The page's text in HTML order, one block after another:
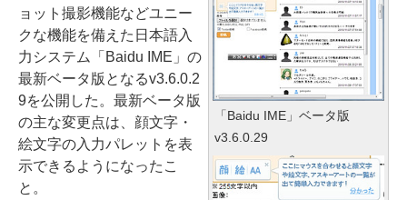
「Baidu IME」ベータ版
v3.6.0.29
ョット撮影機能などユニー
クな機能を備えた日本語入
力システム「Baidu IME」の
最新ベータ版となるv3.6.0.2
9を公開した。最新ベータ版
の主な変更点は、顔文字・
絵文字の入力パレットを表
示できるようになったこ
と。